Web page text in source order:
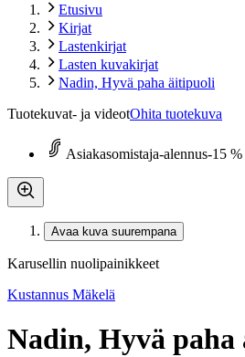
Etusivu
Kirjat
Lastenkirjat
Lasten kuvakirjat
Nadin, Hyvä paha äitipuoli
Tuotekuvat- ja videotOhita tuotekuva
Asiakasomistaja-alennus-15 %
Avaa kuva suurempana
Karusellin nuolipainikkeet
Kustannus Mäkelä
Nadin, Hyvä